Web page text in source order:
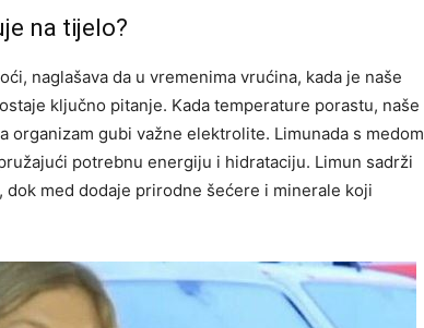
na tijelo?
naglašava da u vremenima vrućina, kada je naše
ključno pitanje. Kada temperature porastu, naše
organizam gubi važne elektrolite. Limunada s medom
potrebnu energiju i hidrataciju. Limun sadrži
med dodaje prirodne šećere i minerale koji